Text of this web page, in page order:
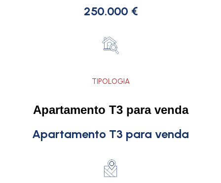
250.000 €
TIPOLOGIA
Apartamento T3 para venda
Apartamento T3 para venda